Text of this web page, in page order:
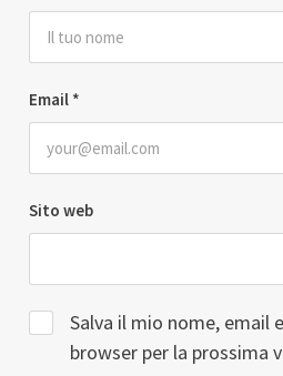
Email *
Sito web
Salva il mio nome, email
browser per la prossima